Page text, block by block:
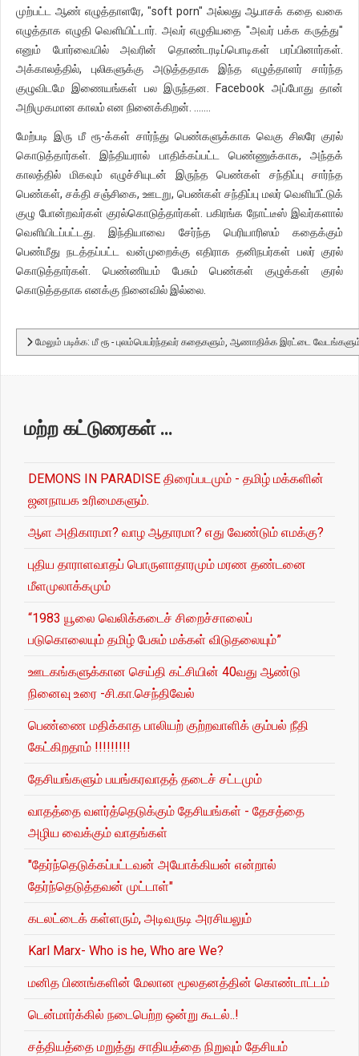
முற்பட்ட ஆண் எழுத்தாளரே, "soft porn" அல்லது ஆபாசக் கதை வகை
எழுத்தாக எழுதி வெளியிட்டார். அவர் எழுதியதை "அவர் பக்க கருத்து"
எனும் போர்வையில் அவரின் தொண்டரடிப்பொடிகள் பரப்பினார்கள்.
அக்காலத்தில், புலிகளுக்கு அடுத்ததாக இந்த எழுத்தாளர் சார்ந்த
குழுவிடமே இணையங்கள் பல இருந்தன. Facebook அப்போது தான்
அறிமுகமான காலம் என நினைக்கிறன். .......
மேற்படி இரு மீ ரூ-க்கள் சார்ந்து பெண்களுக்காக வெகு சிலரே குரல்
கொடுத்தார்கள். இந்தியரால் பாதிக்கப்பட்ட பெண்ணுக்காக, அந்தக்
காலத்தில் மிகவும் எழுச்சியுடன் இருந்த பெண்கள் சந்திப்பு சார்ந்த
பெண்கள், சக்தி சஞ்சிகை, ஊடறு, பெண்கள் சந்திப்பு மலர் வெளியீட்டுக்
குழு போன்றவர்கள் குரல்கொடுத்தார்கள். பகிரங்க நோட்டீஸ் இவர்களால்
வெளியிடப்பட்டது. இந்தியாவை சேர்ந்த பெரியாரிஸம் கதைக்கும்
பெண்மீது நடத்தப்பட்ட வன்முறைக்கு எதிராக தனிநபர்கள் பலர் குரல்
கொடுத்தார்கள். பெண்ணியம் பேசும் பெண்கள் குழுக்கள் குரல்
கொடுத்ததாக எனக்கு நினைவில் இல்லை.
மேலும் படிக்க: மீ ரூ - புலம்பெயர்ந்தவர் கதைகளும், ஆணாதிக்க இரட்டை
மற்ற கட்டுரைகள் …
DEMONS IN PARADISE திரைப்படமும் - தமிழ் மக்களின்
ஜனநாயக உரிமைகளும்.
ஆள அதிகாரமா? வாழ ஆதாரமா? எது வேண்டும் எமக்கு?
புதிய தாராளவாதப் பொருளாதாரமும் மரண தண்டனை
மீளமுலாக்கமும்
“1983 யூலை வெலிக்கடைச் சிறைச்சாலைப்
படுகொலையும் தமிழ் பேசும் மக்கள் விடுதலையும்”
ஊடகங்களுக்கான செய்தி கட்சியின் 40வது ஆண்டு
நினைவு உரை -சி.கா.செந்திவேல்
பெண்ணை மதிக்காத பாலியற் குற்றவாளிக் கும்பல் நீதி
கேட்கிறதாம் !!!!!!!!!
தேசியங்களும் பயங்கரவாதத் தடைச் சட்டமும்
வாதத்தை வளர்த்தெடுக்கும் தேசியங்கள் - தேசத்தை
அழிய வைக்கும் வாதங்கள்
"தேர்ந்தெடுக்கப்பட்டவன் அயோக்கியன் என்றால்
தேர்ந்தெடுத்தவன் முட்டாள்"
கடலட்டைக் கள்ளரும், அடிவருடி அரசியலும்
Karl Marx- Who is he, Who are We?
மனித பிணங்களின் மேலான மூலதனத்தின் கொண்டாட்டம்
டென்மார்க்கில் நடைபெற்ற ஒன்று கூடல்..!
சத்தியத்தை மறுத்து சாதியத்தை நிறுவும் தேசியம்